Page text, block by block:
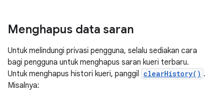
Menghapus data saran
Untuk melindungi privasi pengguna, selalu sediakan cara
bagi pengguna untuk menghapus saran kueri terbaru.
Untuk menghapus histori kueri, panggil clearHistory() .
Misalnya: